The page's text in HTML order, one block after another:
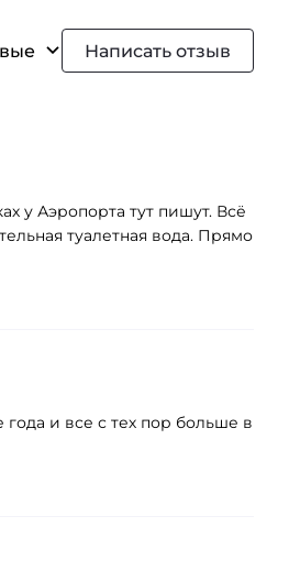
Написать отзыв
у Аэропорта тут пишут. Всё
туалетная вода. Прямо
и все с тех пор больше в